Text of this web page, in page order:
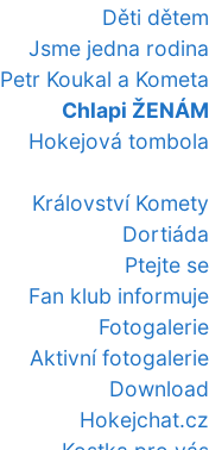
Děti dětem
Jsme jedna rodina
Petr Koukal a Kometa
Chlapi ŽENÁM
Hokejová tombola
Království Komety
Dortiáda
Ptejte se
Fan klub informuje
Fotogalerie
Aktivní fotogalerie
Download
Hokejchat.cz